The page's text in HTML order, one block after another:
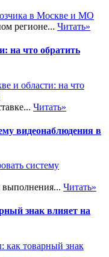
регионе... Читать»
на что обратить
Читать»
видеонаблюдения в
выполнения... Читать»
знак влияет на